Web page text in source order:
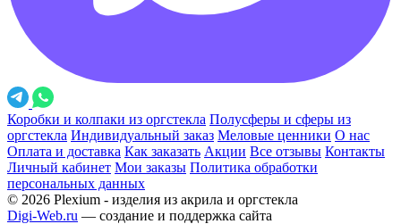
Коробки и колпаки из оргстекла Полусферы и сферы из
оргстекла Индивидуальный заказ Меловые ценники О нас
Оплата и доставка Как заказать Акции Все отзывы Контакты
Личный кабинет Мои заказы Политика обработки
персональных данных
© 2026 Plexium - изделия из акрила и оргстекла
Digi-Web.ru — создание и поддержка сайта